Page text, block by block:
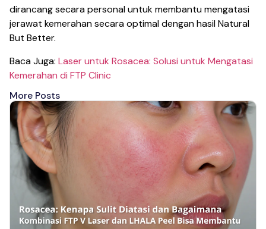
dirancang secara personal untuk membantu mengatasi
jerawat kemerahan secara optimal dengan hasil Natural
But Better.
Baca Juga: Laser untuk Rosacea: Solusi untuk Mengatasi
Kemerahan di FTP Clinic
More Posts